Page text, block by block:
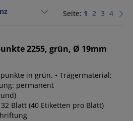
Seite: 1 2 3 4
2255, grün, Ø 19mm
in grün. • Trägermaterial:
permanent
Blatt (40 Etiketten pro Blatt)